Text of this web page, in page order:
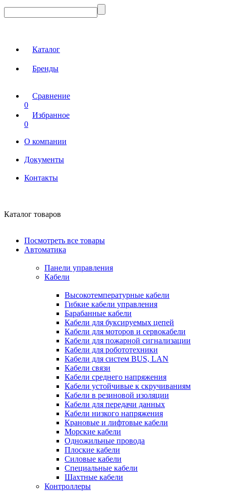
Каталог
Бренды
Сравнение
0
Избранное
0
О компании
Документы
Контакты
Каталог товаров
Посмотреть все товары
Автоматика
Панели управления
Кабели
Высокотемпературные кабели
Гибкие кабели управления
Барабанные кабели
Кабели для буксируемых цепей
Кабели для моторов и сервокабели
Кабели для пожарной сигнализации
Кабели для робототехники
Кабели для систем BUS, LAN
Кабели связи
Кабели среднего напряжения
Кабели устойчивые к скручиваниям
Кабели в резиновой изоляции
Кабели для передачи данных
Кабели низкого напряжения
Крановые и лифтовые кабели
Морские кабели
Одножильные провода
Плоские кабели
Силовые кабели
Специальные кабели
Шахтные кабели
Контроллеры